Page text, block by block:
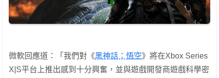
微軟回應道：「我們對《黑神話：悟空》將在Xbox Series
X|S平台上推出感到十分興奮，並與遊戲開發商遊戲科學密